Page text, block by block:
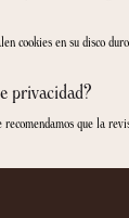
veracidad y
actualizados.
de la veracidad de
defectos u
de 14 años y